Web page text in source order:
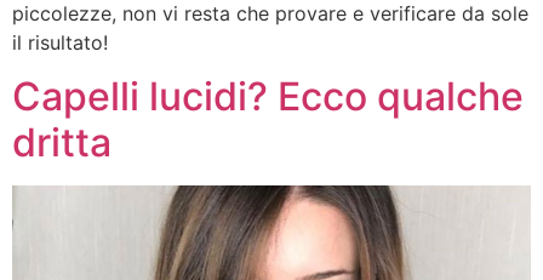
piccolezze, non vi resta che provare e verificare da sole
il risultato!
Capelli lucidi? Ecco qualche
dritta